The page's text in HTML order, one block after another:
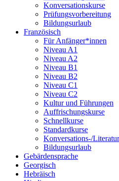
Konversationskurse
Prüfungsvorbereitung
Bildungsurlaub
Französisch
Für Anfänger*innen
Niveau A1
Niveau A2
Niveau B1
Niveau B2
Niveau C1
Niveau C2
Kultur und Führungen
Auffrischungskurse
Schnellkurse
Standardkurse
Konversations-/
Bildungsurlaub
Gebärdensprache
Georgisch
Hebräisch